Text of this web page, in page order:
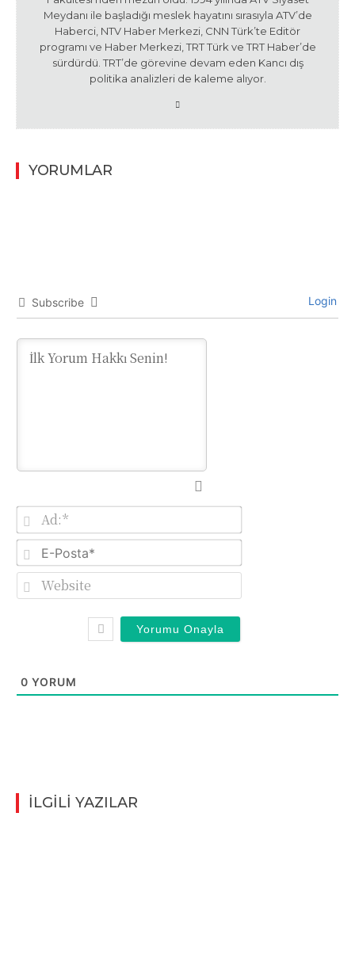
Meydanı ile başladığı meslek hayatını sırasıyla ATV’de
Haberci, NTV Haber Merkezi, CNN Türk’te Editör
programı ve Haber Merkezi, TRT Türk ve TRT Haber’de
sürdürdü. TRT’de görevine devam eden Kancı dış
politika analizleri de kaleme alıyor.
YORUMLAR
Subscribe Login
Ad:*
E-
0 YORUM
İLGİLİ YAZILAR